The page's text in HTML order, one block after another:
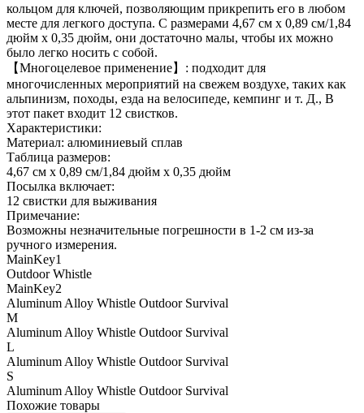
кольцом для ключей, позволяющим прикрепить его в любом
месте для легкого доступа. С размерами 4,67 см x 0,89 см/1,84
дюйм x 0,35 дюйм, они достаточно малы, чтобы их можно
было легко носить с собой.
【Многоцелевое применение】: подходит для
многочисленных мероприятий на свежем воздухе, таких как
альпинизм, походы, езда на велосипеде, кемпинг и т. Д., В
этот пакет входит 12 свистков.
Характеристики:
Материал: алюминиевый сплав
Таблица размеров:
4,67 см x 0,89 см/1,84 дюйм x 0,35 дюйм
Посылка включает:
12 свистки для выживания
Примечание:
Возможны незначительные погрешности в 1-2 см из-за
ручного измерения.
MainKey1
Outdoor Whistle
MainKey2
Aluminum Alloy Whistle Outdoor Survival
M
Aluminum Alloy Whistle Outdoor Survival
L
Aluminum Alloy Whistle Outdoor Survival
S
Aluminum Alloy Whistle Outdoor Survival
Похожие товары